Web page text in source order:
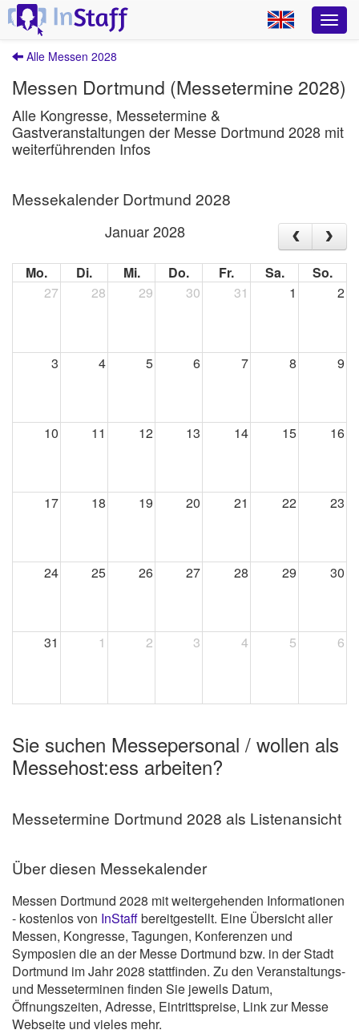
Alle Messen 2028
Messen Dortmund (Messetermine 2028)
Alle Kongresse, Messetermine &
Gastveranstaltungen der Messe Dortmund 2028 mit
weiterführenden Infos
Messekalender Dortmund 2028
Januar 2028
Mo. Di. Mi. Do. Fr. Sa.
So.
27
28 29 30 31 1 2
3 4 5 6 7 8 9
10 11 12 13 14 15 16
17 18 19 20 21 22 23
24 25 26 27 28 29 30
31 1 2 3 4 5 6
Sie suchen Messepersonal / wollen als
Messehost:ess arbeiten?
Messetermine Dortmund 2028 als Listenansicht
Über diesen Messekalender
Messen Dortmund 2028 mit weitergehenden Informationen
- kostenlos von InStaffbereitgestellt. Eine Übersicht aller
Messen, Kongresse, Tagungen, Konferenzen und
Symposien die an der Messe Dortmund bzw. in der Stadt
Dortmund im Jahr 2028 stattfinden. Zu den Veranstaltungs-
und Messeterminen finden Sie jeweils Datum,
Öffnungszeiten, Adresse, Eintrittspreise, Link zur Messe
Webseite und vieles mehr.